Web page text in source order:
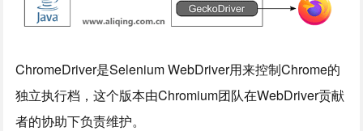
ChromeDriver是Selenium WebDriver用来控制Chrome的
独立执行档，这个版本由Chromium团队在WebDriver贡献
者的协助下负责维护。